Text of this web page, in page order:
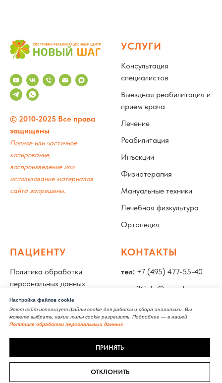
Настройка файлов cookie
Этот сайт использует файлы cookie для работы и сбора аналитики. Вы
можете выбрать, какие типы cookie разрешить. Подробнее — в нашей
Политике обработки персональных данных
ПРИНЯТЬ
ОТКЛОНИТЬ
© 2010-2025 Все права
защищены
Полное или частичное
копирование,
воспроизведение или
использование материалов
сайта запрещены.
УСЛУГИ
Консультация
специалистов
Выездная реабилитация и
прием врача
Лечение
Реабилитация
Инъекции
Физиотерапия
Мануальные техники
Лечебная физкультура
Ортопедия
ПАЦИЕНТУ
Политика обработки
персональных данных
Специалисты
Лицензия
КОНТАКТЫ
тел: +7 (495) 477-55-40
email: info@novyshag.ru
Бахрушина, 15, стр. 2